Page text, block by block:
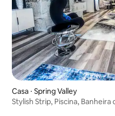
Casa ⋅ Spring Valley
Stylish Strip, Piscina,